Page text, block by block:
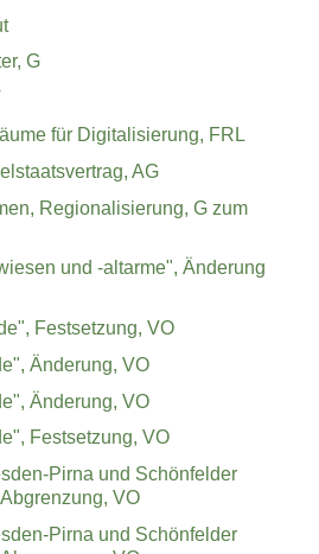
G
für Digitalisierung, FRL
AG
Regionalisierung, G zum
und -altarme", Änderung
Festsetzung, VO
Änderung, VO
Änderung, VO
Festsetzung, VO
Pirna und Schönfelder
VO
Pirna und Schönfelder